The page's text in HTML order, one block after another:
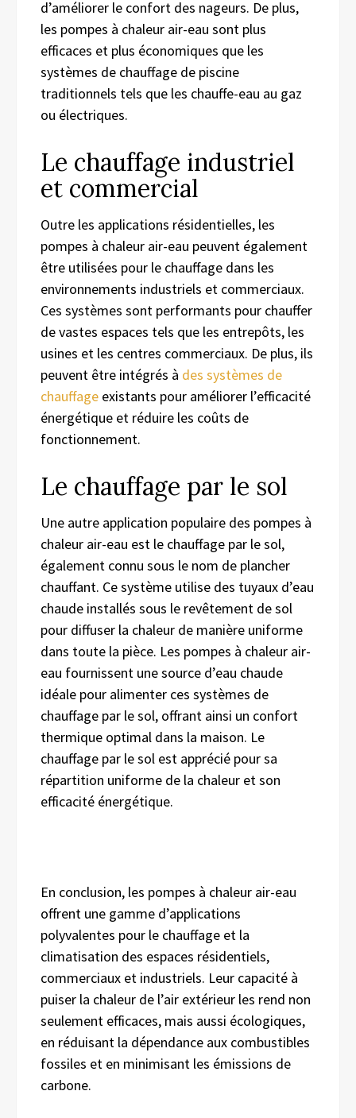
d’améliorer le confort des nageurs. De plus,
les pompes à chaleur air-eau sont plus
efficaces et plus économiques que les
systèmes de chauffage de piscine
traditionnels tels que les chauffe-eau au gaz
ou électriques.
Le chauffage industriel
et commercial
Outre les applications résidentielles, les
pompes à chaleur air-eau peuvent également
être utilisées pour le chauffage dans les
environnements industriels et commerciaux.
Ces systèmes sont performants pour chauffer
de vastes espaces tels que les entrepôts, les
usines et les centres commerciaux. De plus, ils
peuvent être intégrés à des systèmes de
chauffage existants pour améliorer l’efficacité
énergétique et réduire les coûts de
fonctionnement.
Le chauffage par le sol
Une autre application populaire des pompes à
chaleur air-eau est le chauffage par le sol,
également connu sous le nom de plancher
chauffant. Ce système utilise des tuyaux d’eau
chaude installés sous le revêtement de sol
pour diffuser la chaleur de manière uniforme
dans toute la pièce. Les pompes à chaleur air-
eau fournissent une source d’eau chaude
idéale pour alimenter ces systèmes de
chauffage par le sol, offrant ainsi un confort
thermique optimal dans la maison. Le
chauffage par le sol est apprécié pour sa
répartition uniforme de la chaleur et son
efficacité énergétique.
En conclusion, les pompes à chaleur air-eau
offrent une gamme d’applications
polyvalentes pour le chauffage et la
climatisation des espaces résidentiels,
commerciaux et industriels. Leur capacité à
puiser la chaleur de l’air extérieur les rend non
seulement efficaces, mais aussi écologiques,
en réduisant la dépendance aux combustibles
fossiles et en minimisant les émissions de
carbone.